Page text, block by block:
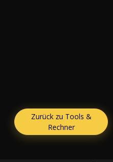
Zurück zu Tools &
Rechner